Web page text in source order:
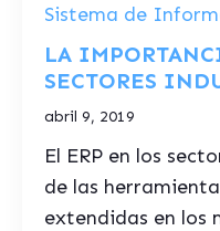
Sistema de
LA
SECTORES
abril 9, 2019
El ERP en los
de las
extendidas en los